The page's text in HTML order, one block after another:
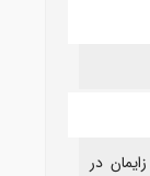
در